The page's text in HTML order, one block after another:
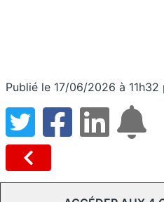
Publié le 17/06/2026 à 11h32